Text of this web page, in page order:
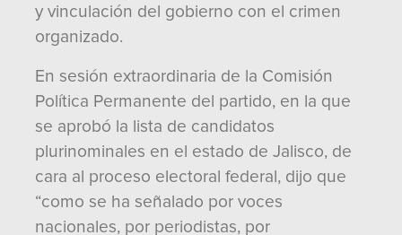
y vinculación del gobierno con el crimen
organizado.
En sesión extraordinaria de la Comisión
Política Permanente del partido, en la que
se aprobó la lista de candidatos
plurinominales en el estado de Jalisco, de
cara al proceso electoral federal, dijo que
“como se ha señalado por voces
nacionales, por periodistas, por